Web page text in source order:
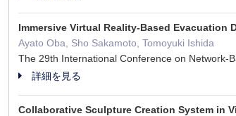
Immersive Virtual Reality-Based Evacuation
Ayato Oba, Sho Sakamoto, Tomoyuki Ishida
The 29th International Conference on
詳細を見る
Collaborative Sculpture Creation System in